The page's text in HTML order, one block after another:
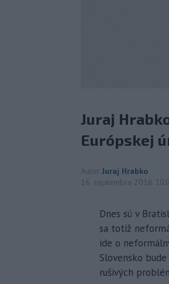
Juraj
Európskej
Autor Juraj Hrabko
16. septembra 2016
Dnes sú v
sa totiž
ide o
Slovensko
rušivých